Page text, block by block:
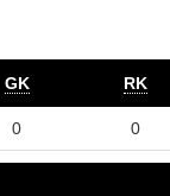
GK RK
0 0